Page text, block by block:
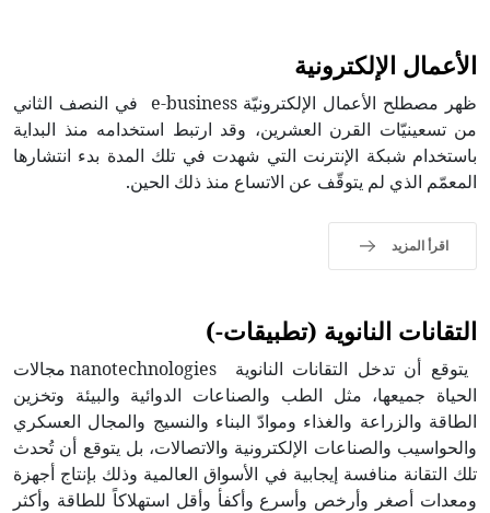
الأعمال الإلكترونية
ظهر مصطلح الأعمال الإلكترونيّة e-business في النصف الثاني
من تسعينيّات القرن العشرين، وقد ارتبط استخدامه منذ البداية
باستخدام شبكة الإنترنت التي شهدت في تلك المدة بدء انتشارها
المعمّم الذي لم يتوقّف عن الاتساع منذ ذلك الحين.
اقرأ المزيد
التقانات النانوية (تطبيقات-)
يتوقع أن تدخل التقانات النانوية nanotechnologies مجالات
الحياة جميعها، مثل الطب والصناعات الدوائية والبيئة وتخزين
الطاقة والزراعة والغذاء وموادّ البناء والنسيج والمجال العسكري
والحواسيب والصناعات الإلكترونية والاتصالات، بل يتوقع أن تُحدث
تلك التقانة منافسة إيجابية في الأسواق العالمية وذلك بإنتاج أجهزة
ومعدات أصغر وأرخص وأسرع وأكفأ وأقل استهلاكاً للطاقة وأكثر